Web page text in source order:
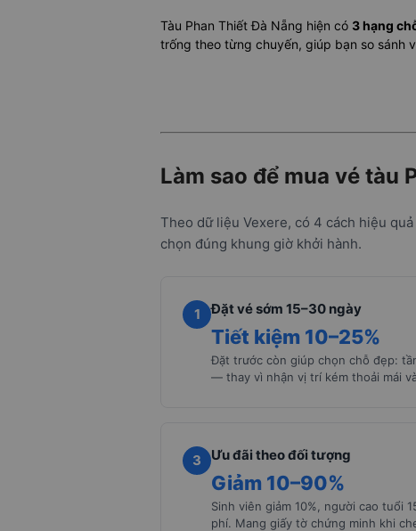
Tàu Phan Thiết Đà Nẵng hiện có 3 hạng
trống theo từng chuyến, giúp bạn so sánh
Làm sao để mua vé tàu
Theo dữ liệu Vexere, có 4 cách hiệu
chọn đúng khung giờ khởi hành.
1 Đặt vé sớm 15–30 ngày
Tiết kiệm 10–25%
Đặt trước còn giúp chọn chỗ đẹp:
— thay vì nhận vị trí kém thoải mái
3 Ưu đãi theo đối tượng
Giảm 10–90%
Sinh viên giảm 10%, người cao tuổi
phí. Mang giấy tờ chứng minh khi